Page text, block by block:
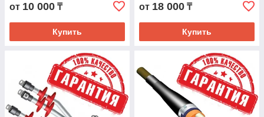
от 10 000 ₸
Купить
от 18 000 ₸
Купить